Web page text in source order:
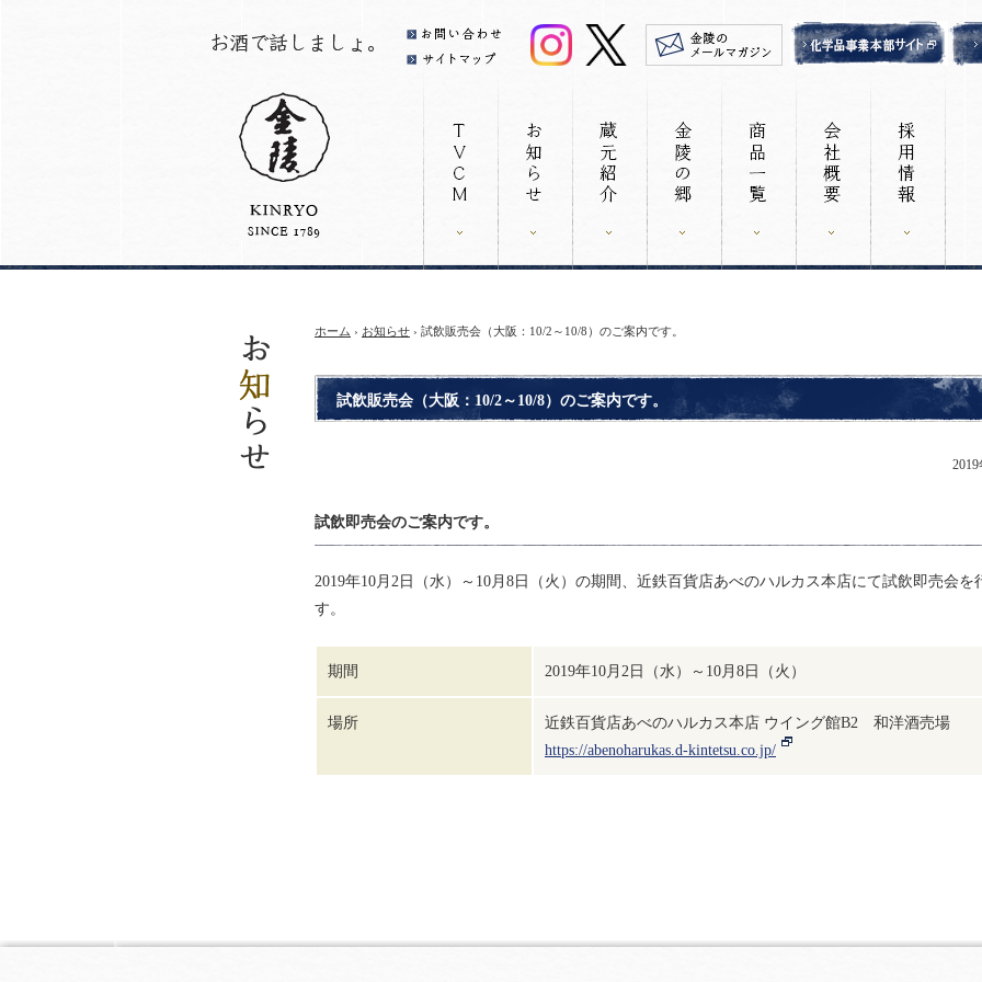
ホーム › お知らせ › 試飲販売会（大阪：10/2～10/8）のご案内です。
試飲販売会（大阪：10/2～10/8）のご案内です。
試飲即売会のご案内です。
2019年10月2日（水）～10月8日（火）の期間、近鉄百貨店あべのハルカス本店にて試飲即売会を
す。
期間 2019年10月2日（水）～10月8日（火）
場所
近鉄百貨店あべのハルカス本店 ウイング館B2 和洋酒売場
https://abenoharukas.d-kintetsu.co.jp/